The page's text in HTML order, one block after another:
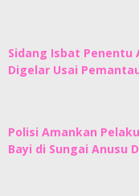
Sidang Isbat Penentu
Digelar Usai
Polisi Amankan
Bayi di Sungai Anusu